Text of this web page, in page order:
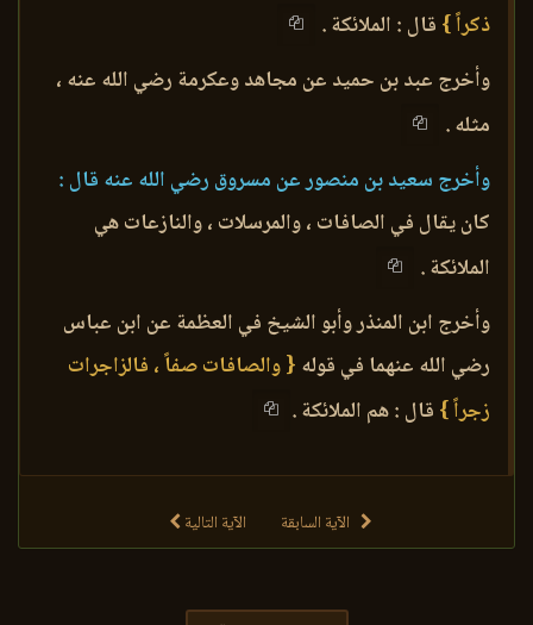
ذكراً } قال : الملائكة .
وأخرج عبد بن حميد عن مجاهد وعكرمة رضي الله عنه ،
مثله .
وأخرج سعيد بن منصور عن مسروق رضي الله عنه قال :
كان يقال في الصافات ، والمرسلات ، والنازعات هي
الملائكة .
وأخرج ابن المنذر وأبو الشيخ في العظمة عن ابن عباس
رضي الله عنهما في قوله { والصافات صفاً ، فالزاجرات
زجراً } قال : هم الملائكة .
الآية السابقة الآية التالية